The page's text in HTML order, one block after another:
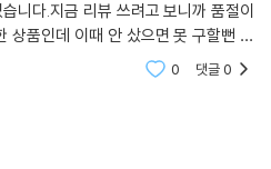
니다.지금 리뷰 쓰려고 보니까 품절이
상품인데 이때 안 샀으면 못 구할뻔 했
한 번 됐던 제품입니다. 리콜이라기 보
0 댓글0